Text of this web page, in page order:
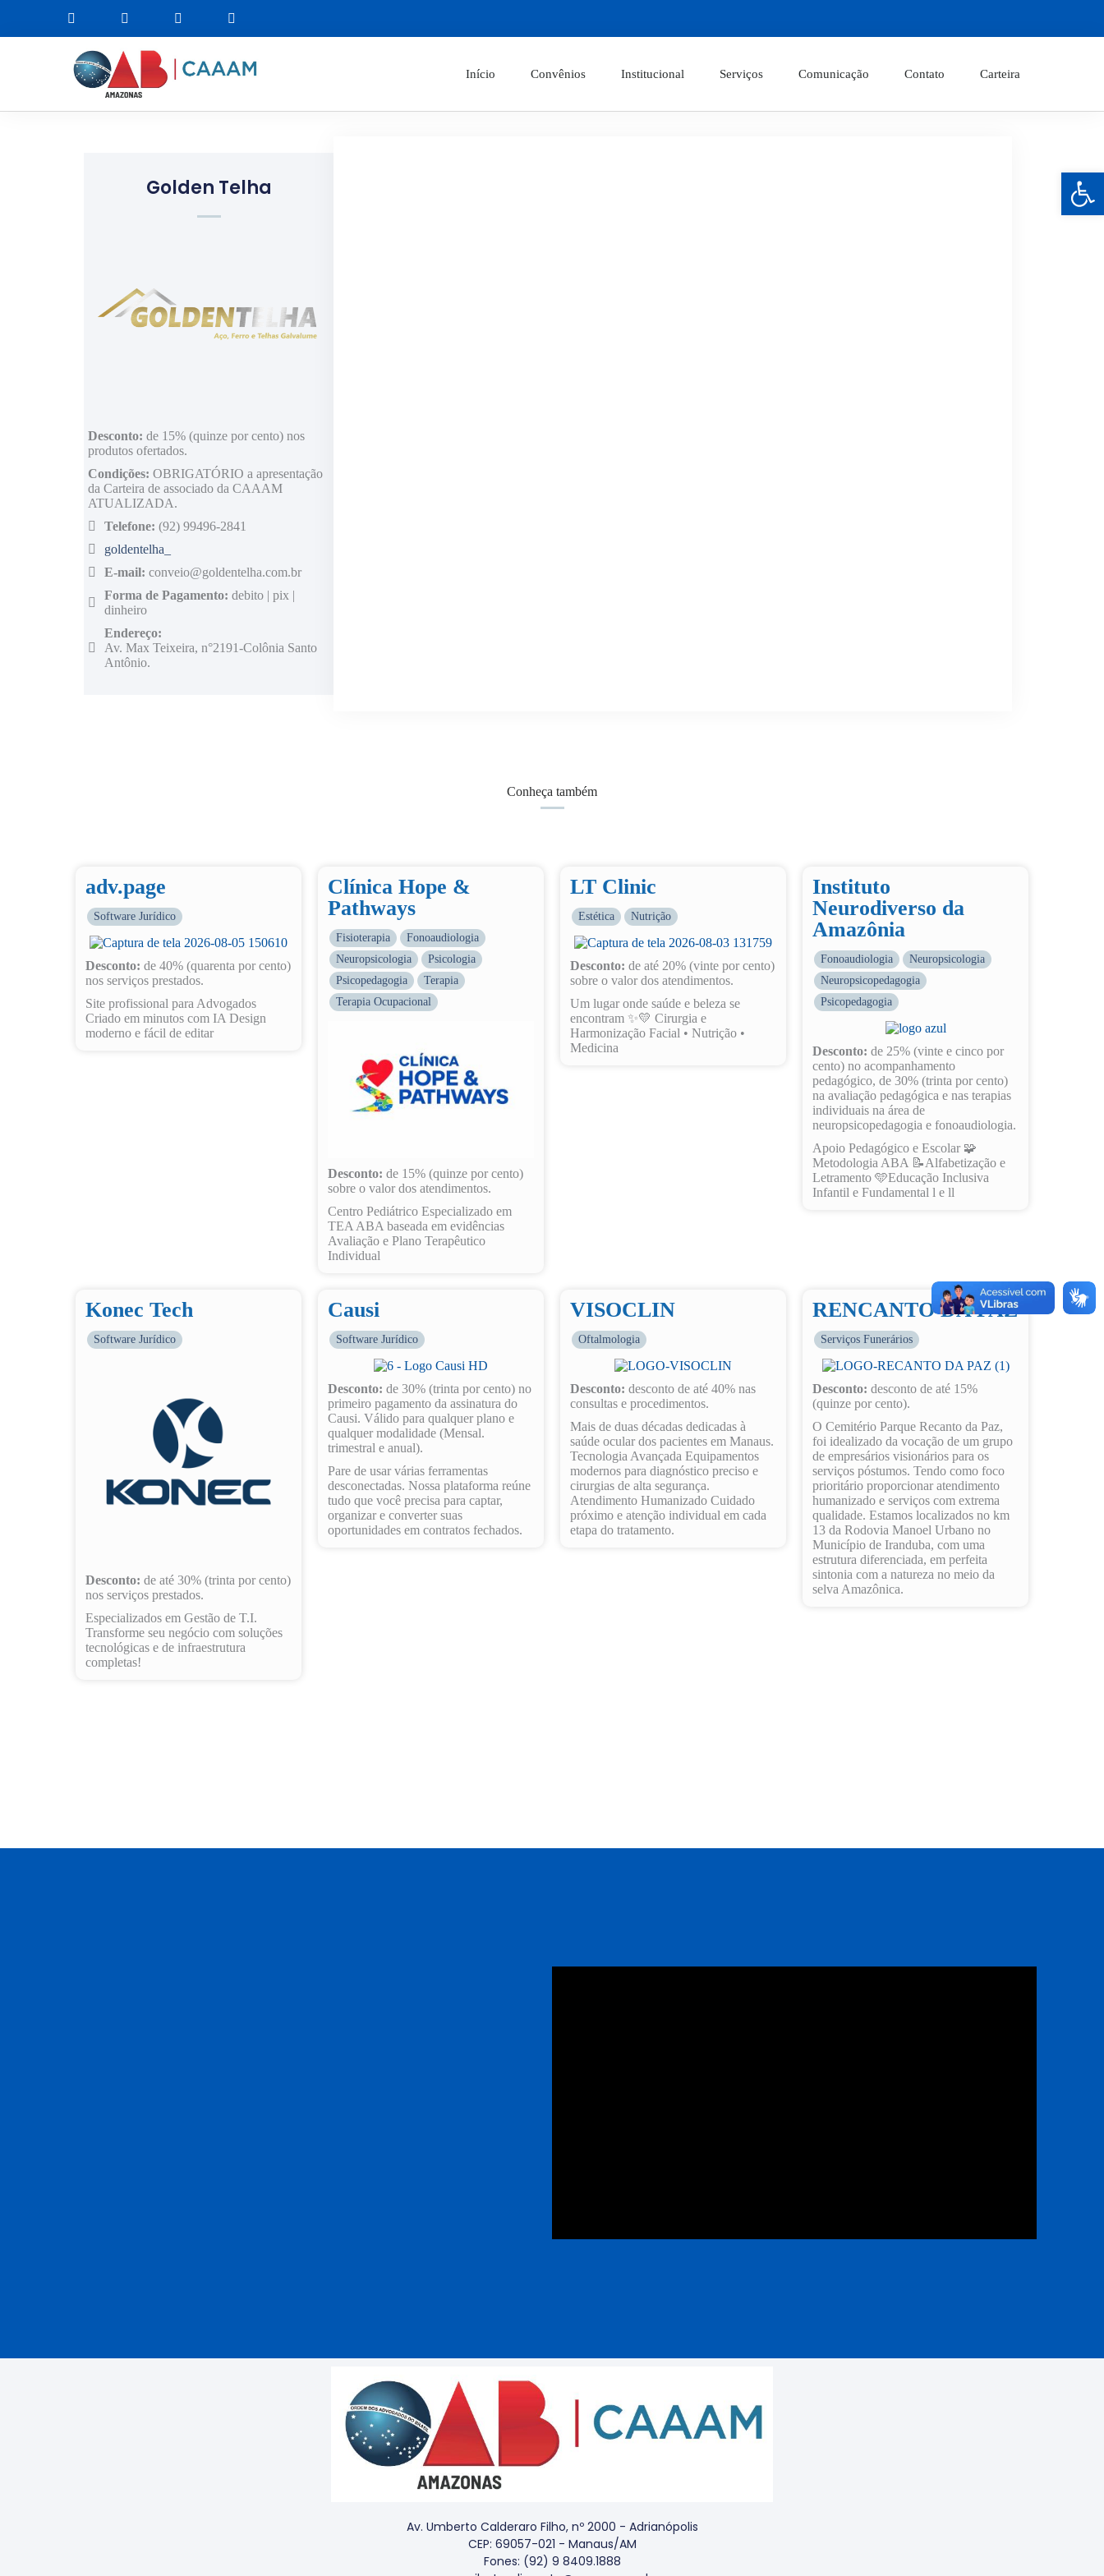
Início Convênios Institucional Serviços Comunicação Contato Carteira
Golden Telha
Desconto: de 15% (quinze por cento) nos
produtos ofertados.
Condições: OBRIGATÓRIO a apresentação
da Carteira de associado da CAAAM
ATUALIZADA.
Telefone: (92) 99496-2841
goldentelha_
E-mail: conveio@goldentelha.com.br
Forma de Pagamento: debito | pix |
dinheiro
Endereço:
Av. Max Teixeira, n°2191-Colônia Santo
Antônio.
Conheça também
adv.page
Software Jurídico
Desconto: de 40% (quarenta por cento)
nos serviços prestados.
Site profissional para Advogados
Criado em minutos com IA Design
moderno e fácil de editar
Clínica Hope &
Pathways
Fisioterapia
Fonoaudiologia
Neuropsicologia
Psicologia
Psicopedagogia
Terapia
Terapia Ocupacional
Desconto: de 15% (quinze por cento)
sobre o valor dos atendimentos.
Centro Pediátrico Especializado em
TEA ABA baseada em evidências
Avaliação e Plano Terapêutico
Individual
LT Clinic
Estética Nutrição
Desconto: de até 20% (vinte por cento)
sobre o valor dos atendimentos.
Um lugar onde saúde e beleza se
encontram ✨💛 Cirurgia e
Harmonização Facial • Nutrição •
Medicina
Instituto
Neurodiverso da
Amazônia
Fonoaudiologia
Neuropsicologia
Neuropsicopedagogia
Psicopedagogia
Desconto: de 25% (vinte e cinco por
cento) no acompanhamento
pedagógico, de 30% (trinta por cento)
na avaliação pedagógica e nas terapias
individuais na área de
neuropsicopedagogia e fonoaudiologia.
Apoio Pedagógico e Escolar 🧩
Metodologia ABA 📝Alfabetização e
Letramento 🩵Educação Inclusiva
Infantil e Fundamental l e ll
Konec Tech
Software Jurídico
Desconto: de até 30% (trinta por cento)
nos serviços prestados.
Especializados em Gestão de T.I.
Transforme seu negócio com soluções
tecnológicas e de infraestrutura
completas!
Causi
Software Jurídico
Desconto: de 30% (trinta por cento) no
primeiro pagamento da assinatura do
Causi. Válido para qualquer plano e
qualquer modalidade (Mensal.
trimestral e anual).
Pare de usar várias ferramentas
desconectadas. Nossa plataforma reúne
tudo que você precisa para captar,
organizar e converter suas
oportunidades em contratos fechados.
VISOCLIN
Oftalmologia
Desconto: desconto de até 40% nas
consultas e procedimentos.
Mais de duas décadas dedicadas à
saúde ocular dos pacientes em Manaus.
Tecnologia Avançada Equipamentos
modernos para diagnóstico preciso e
cirurgias de alta segurança.
Atendimento Humanizado Cuidado
próximo e atenção individual em cada
etapa do tratamento.
RENCANTO DA PAZ
Serviços Funerários
Desconto: desconto de até 15%
(quinze por cento).
O Cemitério Parque Recanto da Paz,
foi idealizado da vocação de um grupo
de empresários visionários para os
serviços póstumos. Tendo como foco
prioritário proporcionar atendimento
humanizado e serviços com extrema
qualidade. Estamos localizados no km
13 da Rodovia Manoel Urbano no
Município de Iranduba, com uma
estrutura diferenciada, em perfeita
sintonia com a natureza no meio da
selva Amazônica.
Av. Umberto Calderaro Filho, nº 2000 - Adrianópolis
CEP: 69057-021 - Manaus/AM
Fones: (92) 9 8409.1888
Barra de Ferramentas Aberta